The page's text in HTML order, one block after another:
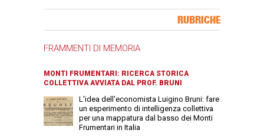
RUBRICHE
FRAMMENTI DI MEMORIA
MONTI FRUMENTARI: RICERCA STORICA
COLLETTIVA AVVIATA DAL PROF. BRUNI
L'idea dell'economista Luigino Bruni: fare
un esperimento di intelligenza collettiva
per una mappatura dal basso dei Monti
Frumentari in Italia